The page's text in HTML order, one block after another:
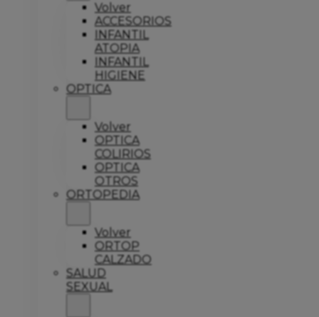
Volver
ACCESORIOS
INFANTIL
ATOPIA
INFANTIL
HIGIENE
OPTICA
Volver
OPTICA
COLIRIOS
OPTICA
OTROS
ORTOPEDIA
Volver
ORTOP
CALZADO
SALUD
SEXUAL